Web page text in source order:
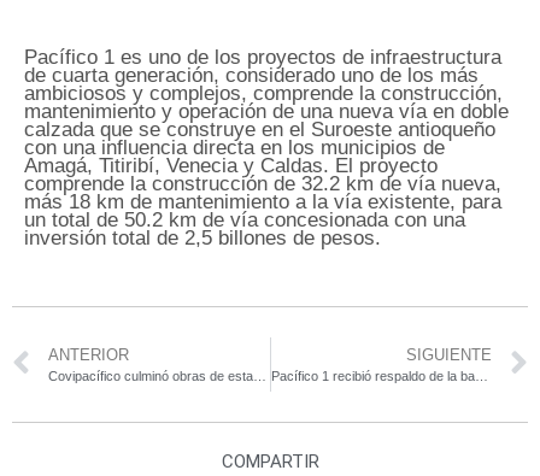
Pacífico 1 es uno de los proyectos de infraestructura
de cuarta generación, considerado uno de los más
ambiciosos y complejos, comprende la construcción,
mantenimiento y operación de una nueva vía en doble
calzada que se construye en el Suroeste antioqueño
con una influencia directa en los municipios de
Amagá, Titiribí, Venecia y Caldas. El proyecto
comprende la construcción de 32.2 km de vía nueva,
más 18 km de mantenimiento a la vía existente, para
un total de 50.2 km de vía concesionada con una
inversión total de 2,5 billones de pesos.
ANTERIOR SIGUIENTE
Pacífico 1 recibió respaldo de la banca internacional para continuar avanzando su ejecución
COMPARTIR